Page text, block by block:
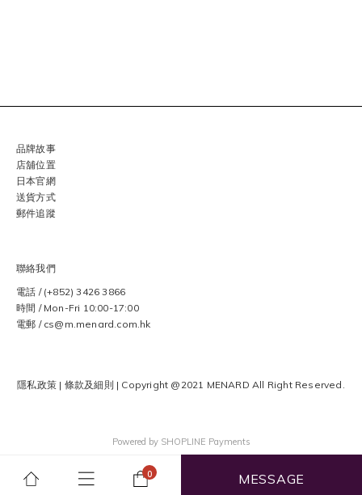
MESSAGE
品牌故事
店舖位置
日本官網
送貨方式
郵件追蹤
聯絡我們
電話 / (+852) 3426 3866
時間 / Mon-Fri 10:00-17:00
電郵 / cs@m.menard.com.hk
隱私政策 | 條款及細則 | Copyright @2021 MENARD All Right Reserved.
Powered by SHOPLINE Payments